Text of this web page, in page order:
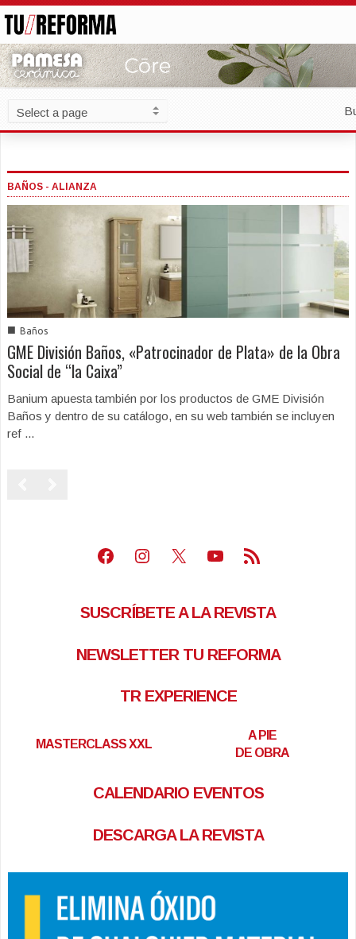
BAÑOS - ALIANZA
■ Baños
GME División Baños, «Patrocinador de Plata» de la Obra
Social de “la Caixa”
Banium apuesta también por los productos de GME División
Baños y dentro de su catálogo, en su web también se incluyen
ref ...
Facebook
Instagram
X Youtube
Feed RSS
SUSCRÍBETE A LA REVISTA
NEWSLETTER TU REFORMA
TR EXPERIENCE
MASTERCLASS XXL
A PIE
DE OBRA
CALENDARIO EVENTOS
DESCARGA LA REVISTA